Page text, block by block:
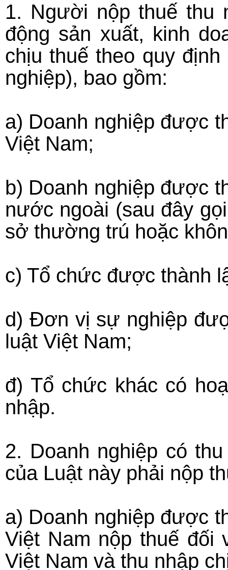
1. Người nộp thuế thu
động sản xuất, kinh
chịu thuế theo quy
nghiệp), bao gồm:
a) Doanh nghiệp được
Việt Nam;
b) Doanh nghiệp được
nước ngoài (sau đây
sở thường trú hoặc
c) Tổ chức được thành
d) Đơn vị sự nghiệp
luật Việt Nam;
đ) Tổ chức khác có
nhập.
2. Doanh nghiệp có
của Luật này phải nộp
a) Doanh nghiệp được
Việt Nam nộp thuế đối
Việt Nam và thu nhập